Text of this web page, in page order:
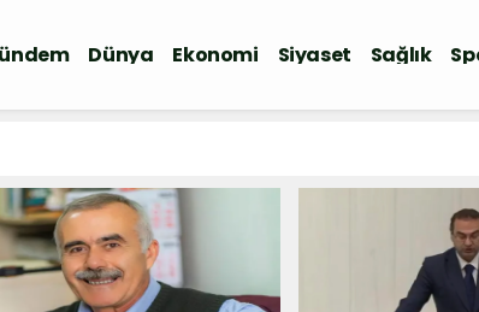
Dünya Ekonomi Siyaset Sağlık